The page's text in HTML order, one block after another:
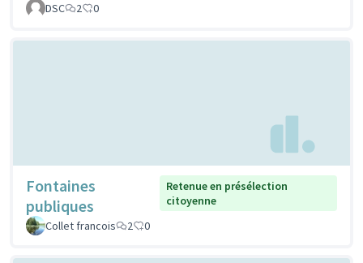
DSC
2 0
Fontaines
publiques
Retenue en présélection
citoyenne
Collet francois
2 0